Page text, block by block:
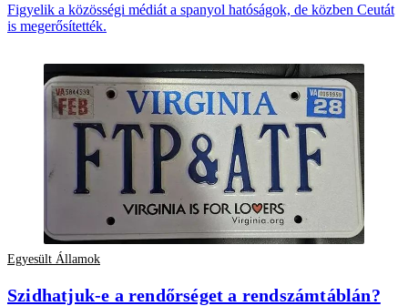
Figyelik a közösségi médiát a spanyol hatóságok, de közben Ceutát
is megerősítették.
Egyesült Államok
Szidhatjuk-e a rendőrséget a rendszámtáblán?